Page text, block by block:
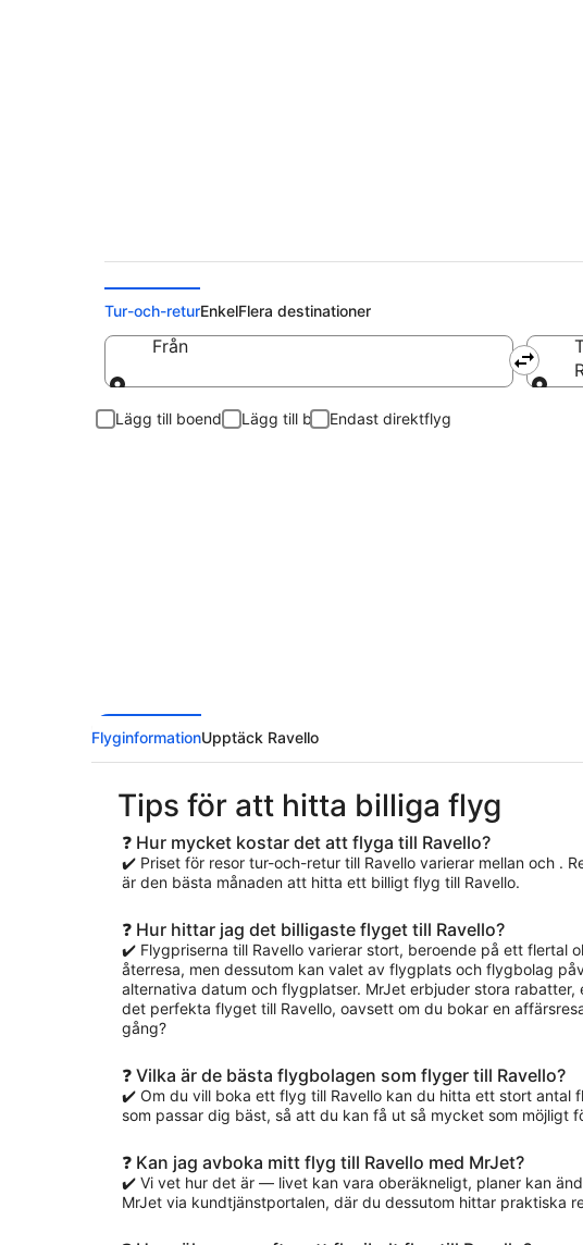
Tur-och-returEnkelFlera destinationer
Från
Lägg till boende Lägg till bil Endast direktflyg
FlyginformationUpptäck Ravello
Tips för att hitta billiga flyg
❓ Hur mycket kostar det att flyga till Ravello?
✔️ Priset för resor tur-och-retur till Ravello varierar mellan och .
är den bästa månaden att hitta ett billigt flyg till Ravello.
❓ Hur hittar jag det billigaste flyget till Ravello?
✔️ Flygpriserna till Ravello varierar stort, beroende på ett flertal
återresa, men dessutom kan valet av flygplats och flygbolag
alternativa datum och flygplatser. MrJet erbjuder stora
det perfekta flyget till Ravello, oavsett om du bokar en
gång?
❓ Vilka är de bästa flygbolagen som flyger till Ravello?
✔️ Om du vill boka ett flyg till Ravello kan du hitta ett stort antal
som passar dig bäst, så att du kan få ut så mycket som möjligt
❓ Kan jag avboka mitt flyg till Ravello med MrJet?
✔️ Vi vet hur det är — livet kan vara oberäkneligt, planer kan
MrJet via kundtjänstportalen, där du dessutom hittar praktiska